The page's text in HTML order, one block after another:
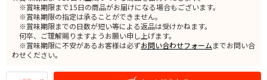
※賞味期限まで15日の商品がお届けになる場合もございます。
※賞味期限の指定は承ることができません。
※賞味期限までの日数が短い等による返品は受けかねます。
何卒、ご理解賜りますようお願い申し上げます。
※賞味期限に不安があるお客様は必ずお問い合わせフォームまでお問い合
わせください。